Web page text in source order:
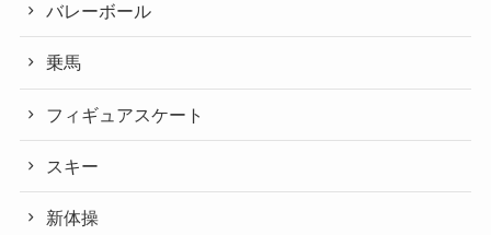
バレーボール
乗馬
フィギュアスケート
スキー
新体操